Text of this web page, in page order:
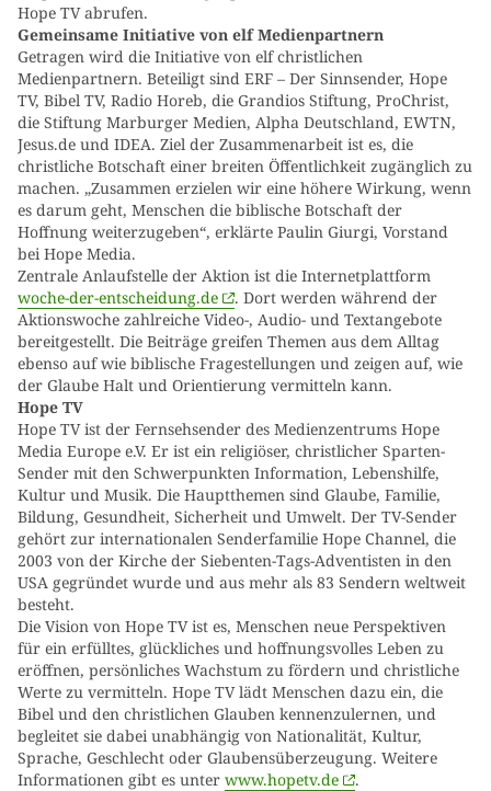
Hope TV abrufen.
Gemeinsame Initiative von elf Medienpartnern
Getragen wird die Initiative von elf christlichen
Medienpartnern. Beteiligt sind ERF – Der Sinnsender, Hope
TV, Bibel TV, Radio Horeb, die Grandios Stiftung, ProChrist,
die Stiftung Marburger Medien, Alpha Deutschland, EWTN,
Jesus.de und IDEA. Ziel der Zusammenarbeit ist es, die
christliche Botschaft einer breiten Öffentlichkeit zugänglich zu
machen. „Zusammen erzielen wir eine höhere Wirkung, wenn
es darum geht, Menschen die biblische Botschaft der
Hoffnung weiterzugeben“, erklärte Paulin Giurgi, Vorstand
bei Hope Media.
Zentrale Anlaufstelle der Aktion ist die Internetplattform
woche-der-entscheidung.de
. Dort werden während der
Aktionswoche zahlreiche Video-, Audio- und Textangebote
bereitgestellt. Die Beiträge greifen Themen aus dem Alltag
ebenso auf wie biblische Fragestellungen und zeigen auf, wie
der Glaube Halt und Orientierung vermitteln kann.
Hope TV
Hope TV ist der Fernsehsender des Medienzentrums Hope
Media Europe e.V. Er ist ein religiöser, christlicher Sparten-
Sender mit den Schwerpunkten Information, Lebenshilfe,
Kultur und Musik. Die Hauptthemen sind Glaube, Familie,
Bildung, Gesundheit, Sicherheit und Umwelt. Der TV-Sender
gehört zur internationalen Senderfamilie Hope Channel, die
2003 von der Kirche der Siebenten-Tags-Adventisten in den
USA gegründet wurde und aus mehr als 83 Sendern weltweit
besteht.
Die Vision von Hope TV ist es, Menschen neue Perspektiven
für ein erfülltes, glückliches und hoffnungsvolles Leben zu
eröffnen, persönliches Wachstum zu fördern und christliche
Werte zu vermitteln. Hope TV lädt Menschen dazu ein, die
Bibel und den christlichen Glauben kennenzulernen, und
begleitet sie dabei unabhängig von Nationalität, Kultur,
Sprache, Geschlecht oder Glaubensüberzeugung. Weitere
Informationen gibt es unter www.hopetv.de .